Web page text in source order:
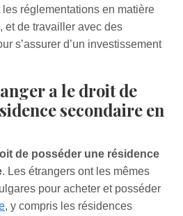
réglementations en matière
, et de travailler avec des
s’assurer d’un investissement
a le droit de
secondaire en
de posséder une résidence
. Les étrangers ont les mêmes
pour acheter et posséder
, y compris les résidences